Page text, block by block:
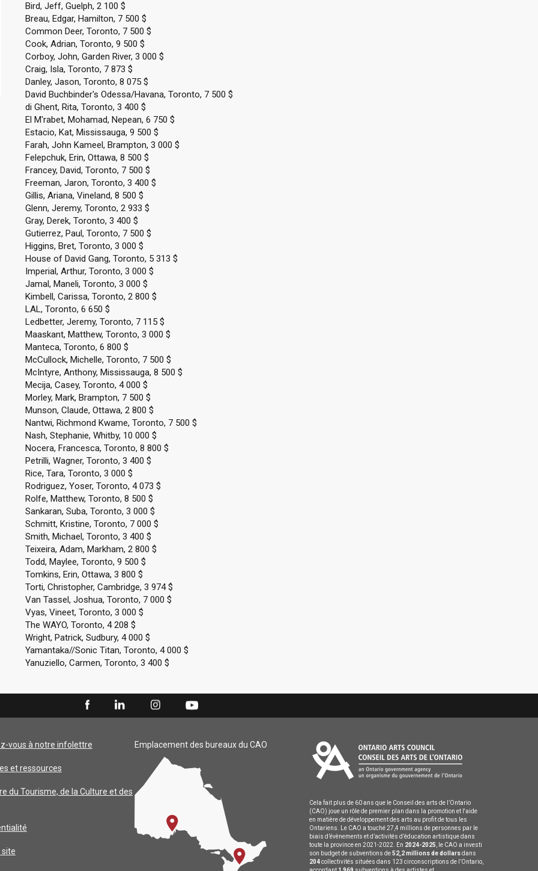
Bird, Jeff, Guelph, 2 100 $
Breau, Edgar, Hamilton, 7 500 $
Common Deer, Toronto, 7 500 $
Cook, Adrian, Toronto, 9 500 $
Corboy, John, Garden River, 3 000 $
Craig, Isla, Toronto, 7 873 $
Danley, Jason, Toronto, 8 075 $
David Buchbinder's Odessa/Havana, Toronto, 7 500 $
di Ghent, Rita, Toronto, 3 400 $
El M'rabet, Mohamad, Nepean, 6 750 $
Estacio, Kat, Mississauga, 9 500 $
Farah, John Kameel, Brampton, 3 000 $
Felepchuk, Erin, Ottawa, 8 500 $
Francey, David, Toronto, 7 500 $
Freeman, Jaron, Toronto, 3 400 $
Gillis, Ariana, Vineland, 8 500 $
Glenn, Jeremy, Toronto, 2 933 $
Gray, Derek, Toronto, 3 400 $
Gutierrez, Paul, Toronto, 7 500 $
Higgins, Bret, Toronto, 3 000 $
House of David Gang, Toronto, 5 313 $
Imperial, Arthur, Toronto, 3 000 $
Jamal, Maneli, Toronto, 3 000 $
Kimbell, Carissa, Toronto, 2 800 $
LAL, Toronto, 6 650 $
Ledbetter, Jeremy, Toronto, 7 115 $
Maaskant, Matthew, Toronto, 3 000 $
Manteca, Toronto, 6 800 $
McCullock, Michelle, Toronto, 7 500 $
McIntyre, Anthony, Mississauga, 8 500 $
Mecija, Casey, Toronto, 4 000 $
Morley, Mark, Brampton, 7 500 $
Munson, Claude, Ottawa, 2 800 $
Nantwi, Richmond Kwame, Toronto, 7 500 $
Nash, Stephanie, Whitby, 10 000 $
Nocera, Francesca, Toronto, 8 800 $
Petrilli, Wagner, Toronto, 3 400 $
Rice, Tara, Toronto, 3 000 $
Rodriguez, Yoser, Toronto, 4 073 $
Rolfe, Matthew, Toronto, 8 500 $
Sankaran, Suba, Toronto, 3 000 $
Schmitt, Kristine, Toronto, 7 000 $
Smith, Michael, Toronto, 3 400 $
Teixeira, Adam, Markham, 2 800 $
Todd, Maylee, Toronto, 9 500 $
Tomkins, Erin, Ottawa, 3 800 $
Torti, Christopher, Cambridge, 3 974 $
Van Tassel, Joshua, Toronto, 7 000 $
Vyas, Vineet, Toronto, 3 000 $
The WAYO, Toronto, 4 208 $
Wright, Patrick, Sudbury, 4 000 $
Yamantaka//Sonic Titan, Toronto, 4 000 $
Yanuziello, Carmen, Toronto, 3 400 $
vous à notre infolettre
et ressources
du Tourisme, de la Culture et des
site
Emplacement des bureaux du CAO
Cela fait plus de 60 ans que le Conseil des arts de l’Ontario
(CAO) joue un rôle de premier plan dans la promotion et l'aide
en matière de développement des arts au profit de tous les
Ontariens. Le CAO a touché 27,4 millions de personnes par le
biais d’évènements et d’activités d’éducation artistique dans
toute la province en 2021-2022. En 2024-2025
, le CAO a investi
son budget de subventions de52,2 millions de dollarsdans
204collectivités situées dans 123 circonscriptions de l’Ontario,